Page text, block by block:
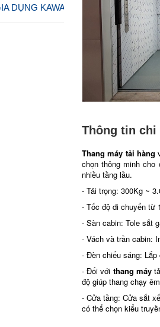
DỤNG KAWASJMA
Thông tin chi
Thang máy tải hàng
chọn thông minh
nhiều tầng lầu.
- Tải trọng: 300Kg ~
- Tốc độ di chuyển từ
- Sàn cabin: Tole sắt
- Vách và trần cabin:
- Đèn chiếu sáng: Lắp
- Đối với thang máy
độ giúp thang chạy
- Cửa tầng: Cửa sắt
có thể chọn kiểu